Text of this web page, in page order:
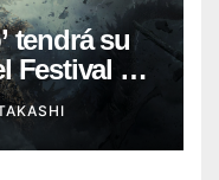
tendrá su
Festival de